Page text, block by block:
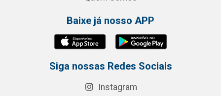
Baixe já nosso APP
Siga nossas Redes Sociais
Instagram